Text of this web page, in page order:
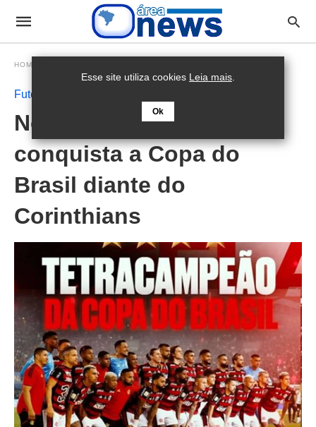
HOMEPAGE
Futebol
No sufoco, Flamengo
conquista a Copa do
Brasil diante do
Corinthians
Esse site utiliza cookies Leia mais.
Ok